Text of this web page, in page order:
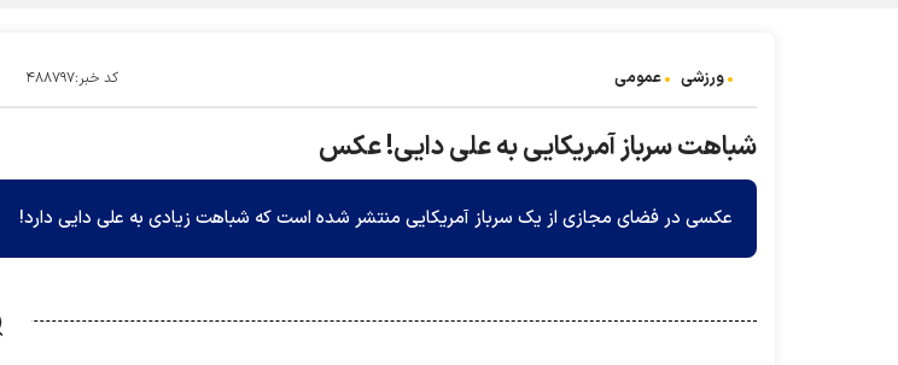
ورزشی عمومی کد خبر:۴۸۸۷۹۷
شباهت سرباز آمریکایی به علی دایی! عکس
عکسی در فضای مجازی از یک سرباز آمریکایی منتشر شده است که شباهت زیادی به علی دایی دارد!